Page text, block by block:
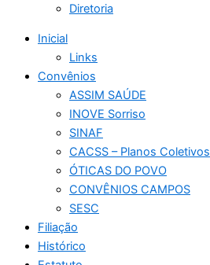
Diretoria
Inicial
Links
Convênios
ASSIM SAÚDE
INOVE Sorriso
SINAF
CACSS – Planos Coletivos
ÓTICAS DO POVO
CONVÊNIOS CAMPOS
SESC
Filiação
Histórico